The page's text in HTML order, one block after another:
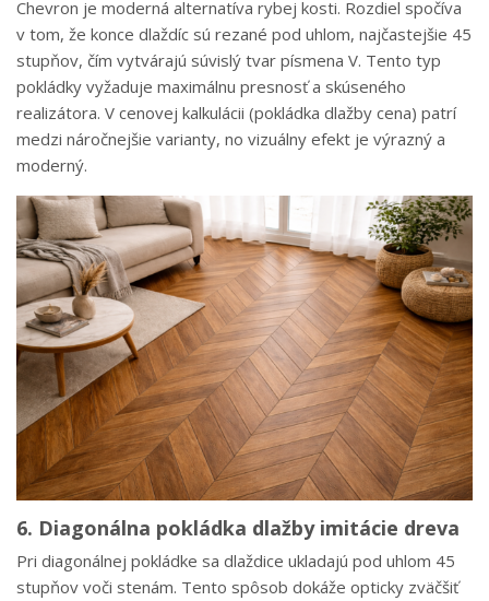
Chevron je moderná alternatíva rybej kosti. Rozdiel spočíva
v tom, že konce dlaždíc sú rezané pod uhlom, najčastejšie 45
stupňov, čím vytvárajú súvislý tvar písmena V. Tento typ
pokládky vyžaduje maximálnu presnosť a skúseného
realizátora. V cenovej kalkulácii (pokládka dlažby cena) patrí
medzi náročnejšie varianty, no vizuálny efekt je výrazný a
moderný.
6. Diagonálna pokládka dlažby imitácie dreva
Pri diagonálnej pokládke sa dlaždice ukladajú pod uhlom 45
stupňov voči stenám. Tento spôsob dokáže opticky zväčšiť